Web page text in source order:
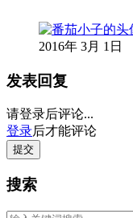
2016年 3月 1日
发表回复
请登录后评论...
登录后才能评论
提交
搜索